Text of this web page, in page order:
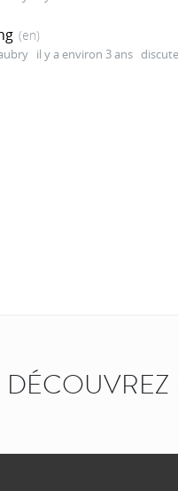
(en)
il y a environ 3 ans